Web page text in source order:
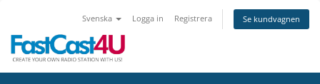
Svenska Logga in Registrera Se kundvagnen